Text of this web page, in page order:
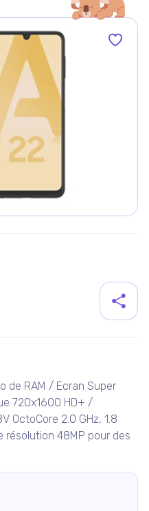
de RAM / Ecran Super
720x1600 HD+ /
OctoCore 2.0 GHz, 1.8
résolution 48MP pour des